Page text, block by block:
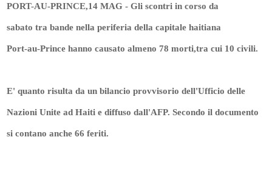
PORT-AU-PRINCE,14 MAG - Gli scontri in corso da
sabato tra bande nella periferia della capitale haitiana
Port-au-Prince hanno causato almeno 78 morti,tra cui 10 civili.
E' quanto risulta da un bilancio provvisorio dell'Ufficio delle
Nazioni Unite ad Haiti e diffuso dall'AFP. Secondo il documento
si contano anche 66 feriti.